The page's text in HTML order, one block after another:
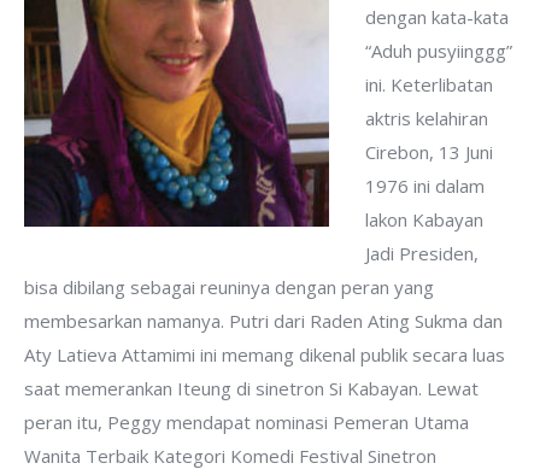
dengan kata-kata
“Aduh pusyiinggg”
ini. Keterlibatan
aktris kelahiran
Cirebon, 13 Juni
1976 ini dalam
lakon Kabayan
Jadi Presiden,
bisa dibilang sebagai reuninya dengan peran yang
membesarkan namanya. Putri dari Raden Ating Sukma dan
Aty Latieva Attamimi ini memang dikenal publik secara luas
saat memerankan Iteung di sinetron Si Kabayan. Lewat
peran itu, Peggy mendapat nominasi Pemeran Utama
Wanita Terbaik Kategori Komedi Festival Sinetron